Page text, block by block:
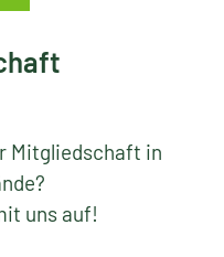
Mitgliedschaft in
uns auf!